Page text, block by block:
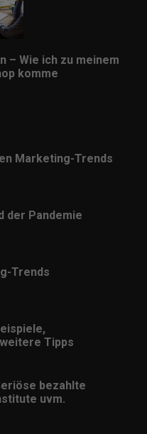
– Wie ich zu meinem
komme
Marketing-Trends
der Pandemie
Trends
Tipps
bezahlte
uvm.